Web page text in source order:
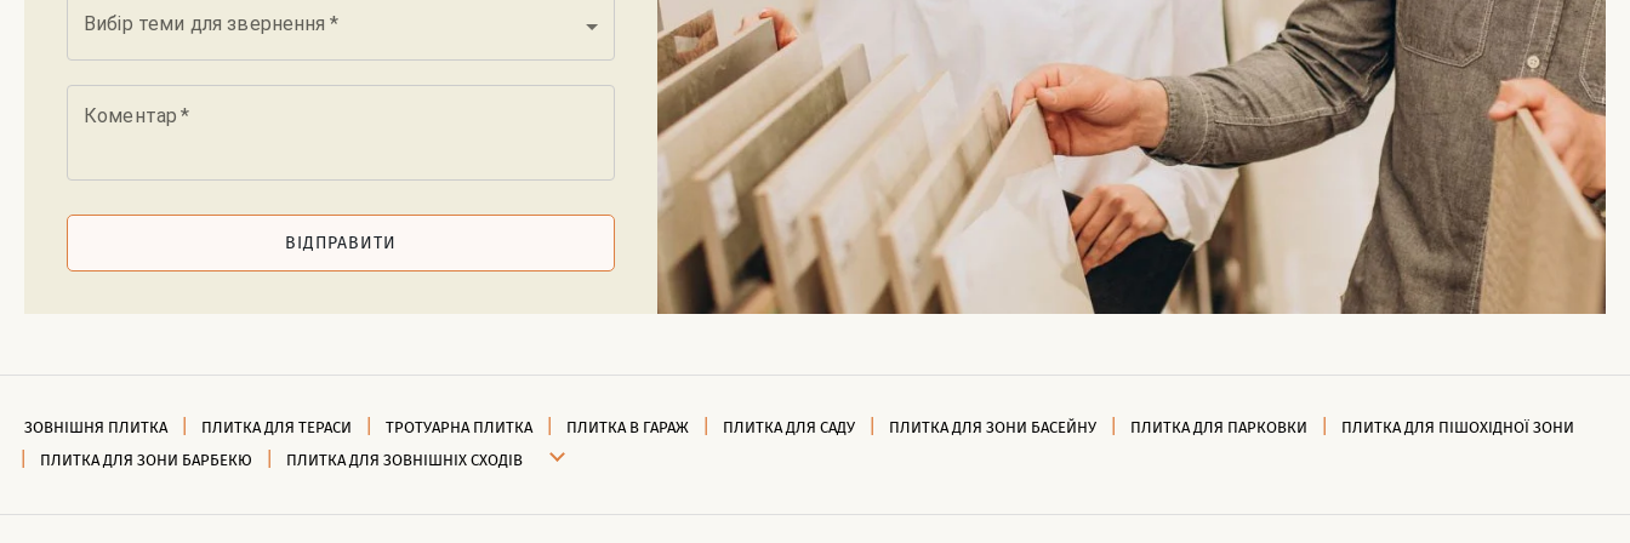
Вибір теми для звернення *
Коментар *
ВІДПРАВИТИ
ЗОВНІШНЯ ПЛИТКА ПЛИТКА ДЛЯ ТЕРАСИ ТРОТУАРНА ПЛИТКА ПЛИТКА В ГАРАЖ ПЛИТКА ДЛЯ САДУ ПЛИТКА ДЛЯ ЗОНИ БАСЕЙНУ ПЛИТКА ДЛЯ ПАРКОВКИ
ПЛИТКА ДЛЯ ПІШОХІДНОЇ ЗОНИ
ПЛИТКА ДЛЯ ЗОНИ БАРБЕКЮ
ПЛИТКА ДЛЯ ЗОВНІШНІХ СХОДІВ